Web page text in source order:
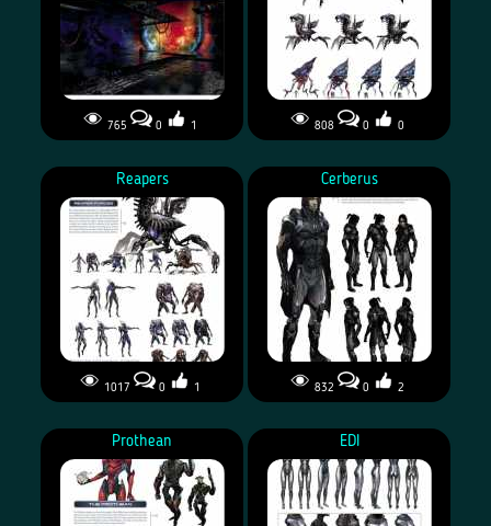
765 0 1 808 0 0
Reapers
1017 0 1
Cerberus
832 0 2
Prothean EDI